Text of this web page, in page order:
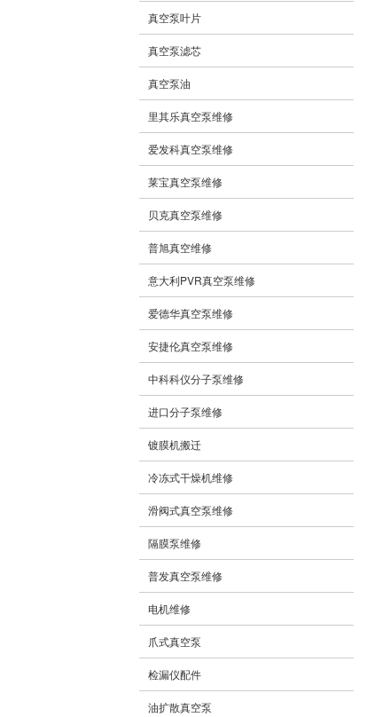
真空泵叶片
真空泵滤芯
真空泵油
里其乐真空泵维修
爱发科真空泵维修
莱宝真空泵维修
贝克真空泵维修
普旭真空维修
意大利PVR真空泵维修
爱德华真空泵维修
安捷伦真空泵维修
中科科仪分子泵维修
进口分子泵维修
镀膜机搬迁
冷冻式干燥机维修
滑阀式真空泵维修
隔膜泵维修
普发真空泵维修
电机维修
爪式真空泵
检漏仪配件
油扩散真空泵